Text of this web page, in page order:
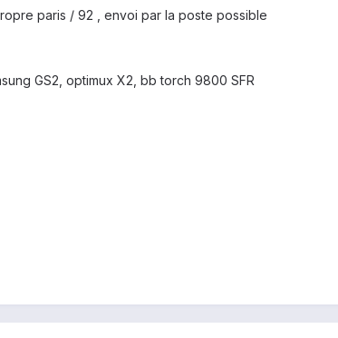
paris / 92 , envoi par la poste possible
GS2, optimux X2, bb torch 9800 SFR